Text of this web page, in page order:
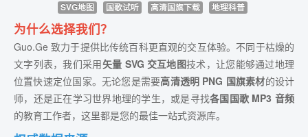
SVG地图 国歌试听 高清国旗下载 地理科普
为什么选择我们？
Guo.Ge 致力于提供比传统百科更直观的交互体验。不同于枯燥的
文字列表，我们采用矢量 SVG 交互地图技术，让您能够通过地理
位置快速定位国家。无论您是需要高清透明 PNG 国旗素材的设计
师，还是正在学习世界地理的学生，或是寻找各国国歌 MP3 音频
的教育工作者，这里都是您的最佳一站式资源库。